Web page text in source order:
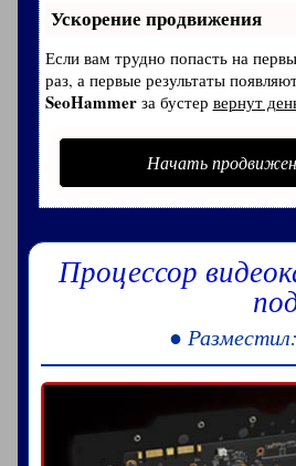
Ускорение продвижения
Если вам трудно попасть на
раз, а первые результаты
SeoHammerза бустер вернут
Начать
Процессор
●